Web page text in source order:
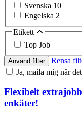
Svenska 10
Engelska 2
Etikett
Top Job
Använd filter
Rensa
Ja, maila mig när
Flexibelt
enkäter!